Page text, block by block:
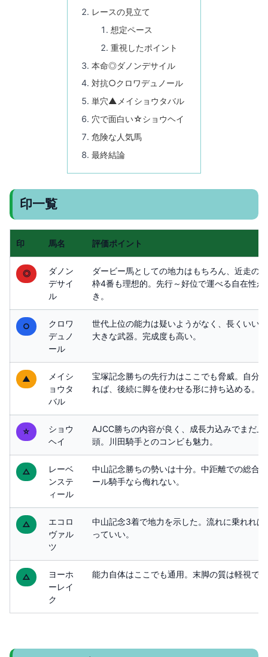
レースの見立て
想定ペース
重視したポイント
本命◎ダノンデサイル
対抗○クロワデュノール
単穴▲メイショウタバル
穴で面白い☆ショウヘイ
危険な人気馬
最終結論
印一覧
印 馬名 評価ポイント
◎
ダノン
デサイ
ル
ダービー馬としての地力はもちろん、近走の
枠4番も理想的。先行～好位で運べる自在性が
き。
○
クロワ
デュノ
ール
世代上位の能力は疑いようがなく、長くいい
大きな武器。完成度も高い。
▲
メイシ
ョウタ
バル
宝塚記念勝ちの先行力はここでも脅威。自分
れば、後続に脚を使わせる形に持ち込める。
☆
ショウ
ヘイ
AJCC勝ちの内容が良く、成長力込みでまだ上
頭。川田騎手とのコンビも魅力。
△
レーベ
ンステ
ィール
中山記念勝ちの勢いは十分。中距離での総合
ール騎手なら侮れない。
△
エコロ
ヴァル
ツ
中山記念3着で地力を示した。流れに乗れれば
っていい。
△
ヨーホ
ーレイ
ク
能力自体はここでも通用。末脚の質は軽視で